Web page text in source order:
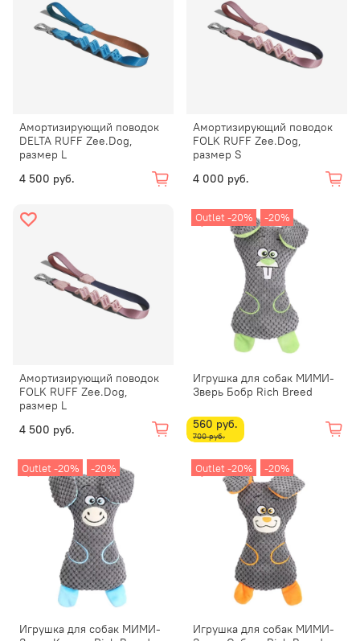
Амортизирующий поводок
DELTA RUFF Zee.Dog,
размер L
4 500 руб.
Амортизирующий поводок
FOLK RUFF Zee.Dog,
размер S
4 000 руб.
Амортизирующий поводок
FOLK RUFF Zee.Dog,
размер L
4 500 руб.
Outlet -20% -20%
Игрушка для собак МИМИ-
Зверь Бобр Rich Breed
560 руб.
700 руб.
Outlet -20% -20%
Игрушка для собак МИМИ-
Outlet -20% -20%
Игрушка для собак МИМИ-